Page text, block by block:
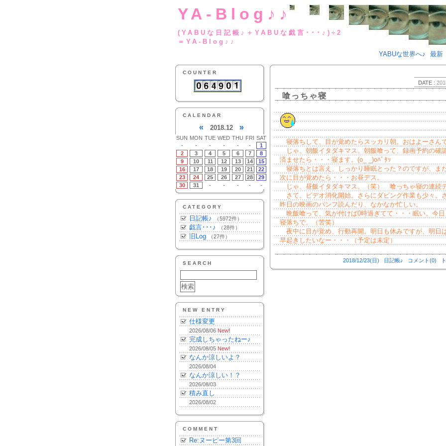
YA-Blog♪♪
(YABUな日記帳♪＋YABUな戯言･･
＝YA-Blog♪♪
YABUな世界へ♪
最新
COUNTER
CALENDAR
« 2018.12 »
SUN MON TUE WED THU FRI SAT
-
- - - - -
1
2
3 4 5 6 7
8
9
10 11 12 13 14
15
16
17 18 19 20 21
22
23
24 25 26 27 28
29
30
31 - - - - -
CATEGORY
日記帳♪ （5972件）
戯言･･･♪ （28件）
旧Log （27件）
SEARCH
NEW ENTRY
仕様変更
2026/08/06 New!
完成しちゃったねー♪
2026/08/05 New!
なんか涼しいよ？
2026/08/04
なんか涼しい！？
2026/08/03
積み直し
2026/08/02
COMMENT
Re:ヌーピー第3回
DATE :
喰っちゃ寝
寝落ちして、目が覚めたらスッカリ朝。おはよーさんで
じゃ、朝飯イタダキマス。朝飯喰って、録画予約の確
済ませたら・・・寝ます。(o_ _)oﾊﾞﾀｯ
寝落ちとは言え、しっかり睡眠とった？のですが、まだ
次に目が覚めたら・・・お昼デス。
じゃ、昼飯イタダキマス。（笑） 喰っちゃ寝の連続デ
さて。ビデオ消化開始。さらにダビング作業も少々。
昨日の映画のパンフ読んだり、なかなか忙しい。
晩飯喰って、気が付けば0時過ぎてて・・・眠い。今日
寝落ちで。（苦笑）
夜中に目が覚め、行動再開。明日も休みですが、明日
早起きしたいなー・・・（予定は未定）
2018/12/23(日) 日記帳♪ コメント(0)